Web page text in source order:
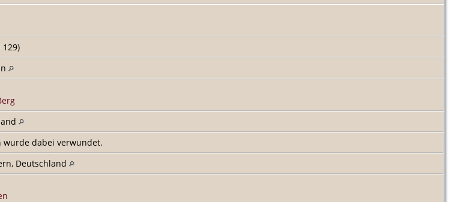
wurde dabei verwundet.
Deutschland